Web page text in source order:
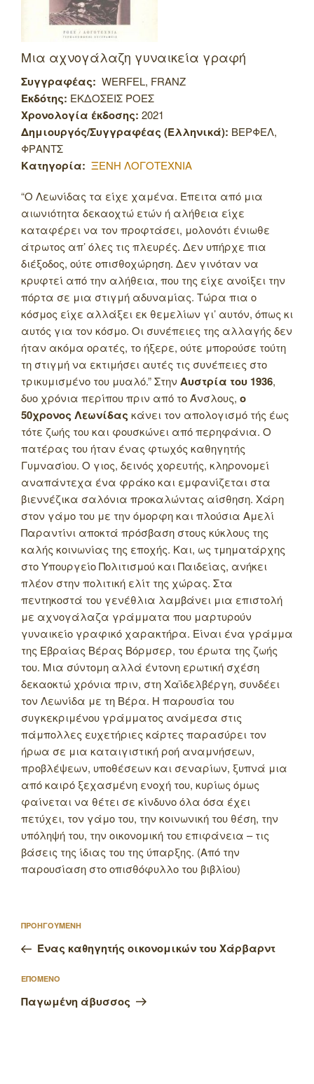
Μια αχνογάλαζη γυναικεία γραφή
Συγγραφέας: WERFEL, FRANZ
Εκδότης: ΕΚΔΟΣΕΙΣ ΡΟΕΣ
Χρονολογία έκδοσης: 2021
Δημιουργός/Συγγραφέας (Ελληνικά): ΒΕΡΦΕΛ,
ΦΡΑΝΤΣ
Κατηγορία: ΞΕΝΗ ΛΟΓΟΤΕΧΝΙΑ
“Ο Λεωνίδας τα είχε χαμένα. Έπειτα από μια
αιωνιότητα δεκαοχτώ ετών ή αλήθεια είχε
καταφέρει να τον προφτάσει, μολονότι ένιωθε
άτρωτος απ’ όλες τις πλευρές. Δεν υπήρχε πια
διέξοδος, ούτε οπισθοχώρηση. Δεν γινόταν να
κρυφτεί από την αλήθεια, που της είχε ανοίξει την
πόρτα σε μια στιγμή αδυναμίας. Τώρα πια ο
κόσμος είχε αλλάξει εκ θεμελίων γι’ αυτόν, όπως κι
αυτός για τον κόσμο. Οι συνέπειες της αλλαγής δεν
ήταν ακόμα ορατές, το ήξερε, ούτε μπορούσε τούτη
τη στιγμή να εκτιμήσει αυτές τις συνέπειες στο
τρικυμισμένο του μυαλό.” Στην Αυστρία του 1936,
δυο χρόνια περίπου πριν από το Άνσλους, ο
50χρονος Λεωνίδας κάνει τον απολογισμό τής έως
τότε ζωής του και φουσκώνει από περηφάνια. Ο
πατέρας του ήταν ένας φτωχός καθηγητής
Γυμνασίου. Ο γιος, δεινός χορευτής, κληρονομεί
αναπάντεχα ένα φράκο και εμφανίζεται στα
βιεννέζικα σαλόνια προκαλώντας αίσθηση. Χάρη
στον γάμο του με την όμορφη και πλούσια Αμελί
Παραντίνι αποκτά πρόσβαση στους κύκλους της
καλής κοινωνίας της εποχής. Και, ως τμηματάρχης
στο Υπουργείο Πολιτισμού και Παιδείας, ανήκει
πλέον στην πολιτική ελίτ της χώρας. Στα
πεντηκοστά του γενέθλια λαμβάνει μια επιστολή
με αχνογάλαζα γράμματα που μαρτυρούν
γυναικείο γραφικό χαρακτήρα. Είναι ένα γράμμα
της Εβραίας Βέρας Βόρμσερ, του έρωτα της ζωής
του. Μια σύντομη αλλά έντονη ερωτική σχέση
δεκαοκτώ χρόνια πριν, στη Χαϊδελβέργη, συνδέει
τον Λεωνίδα με τη Βέρα. Η παρουσία του
συγκεκριμένου γράμματος ανάμεσα στις
πάμπολλες ευχετήριες κάρτες παρασύρει τον
ήρωα σε μια καταιγιστική ροή αναμνήσεων,
προβλέψεων, υποθέσεων και σεναρίων, ξυπνά μια
από καιρό ξεχασμένη ενοχή του, κυρίως όμως
φαίνεται να θέτει σε κίνδυνο όλα όσα έχει
πετύχει, τον γάμο του, την κοινωνική του θέση, την
υπόληψή του, την οικονομική του επιφάνεια – τις
βάσεις της ίδιας του της ύπαρξης. (Από την
παρουσίαση στο οπισθόφυλλο του βιβλίου)
άρθρων
Προηγούμενο
άρθρο
ΠΡΟΗΓΟΥΜΕΝΗ
Ένας καθηγητής οικονομικών του Χάρβαρντ
Επόμενο
άρθρο
ΕΠΟΜΕΝΟ
Παγωμένη άβυσσος